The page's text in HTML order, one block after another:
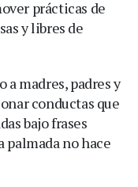
prácticas de
y libres de
madres, padres y
conductas que
bajo frases
palmada no hace